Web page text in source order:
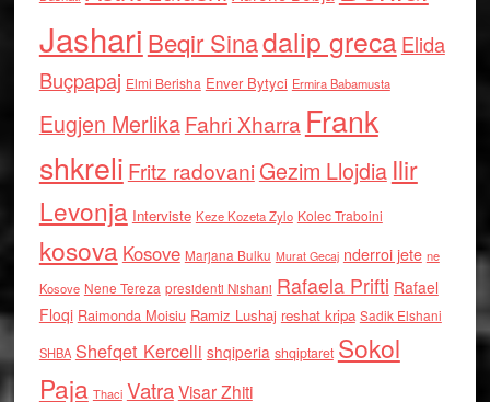
Jashari Beqir Sinadalip grecaElida
Buçpapaj Elmi Berisha Enver Bytyci Ermira Babamusta
Eugjen MerlikaFahri Xharra Frank
shkreli Fritz radovaniGezim Llojdia Ilir
Levonja Interviste Keze Kozeta Zylo Kolec Traboini
kosova Kosove Marjana Bulku Murat Gecaj nderroi jete ne
Kosove Nene Tereza presidenti Nishani Rafaela Prifti Rafael
Floqi Raimonda Moisiu Ramiz Lushaj reshat kripa Sadik Elshani
SHBA Shefqet Kercelli shqiperia shqiptaret Sokol
Paja Thaci VatraVisar Zhiti